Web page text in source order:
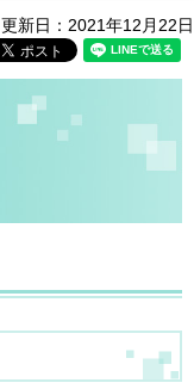
更新日：2021年12月22日